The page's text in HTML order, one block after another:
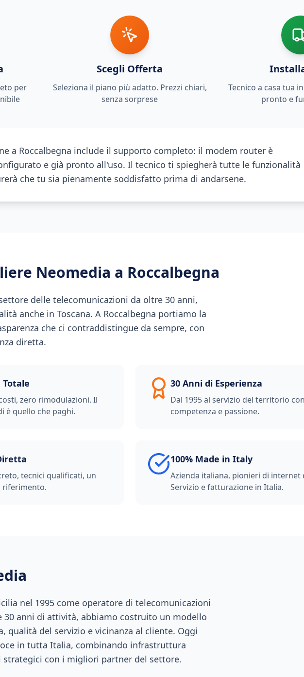
per
Scegli Offerta
Seleziona il piano più adatto. Prezzi chiari,
senza sorprese
Tecnico a casa tua
pronto e
a Roccalbegna include il supporto completo: il modem router è
e già pronto all'uso. Il tecnico ti spiegherà tutte le funzionalità
che tu sia pienamente soddisfatto prima di andarsene.
Neomedia a Roccalbegna
delle telecomunicazioni da oltre 30 anni,
anche in Toscana. A Roccalbegna portiamo la
che ci contraddistingue da sempre, con
diretta.
Totale
zero rimodulazioni. Il
è quello che paghi.
30 Anni di Esperienza
Dal 1995 al servizio del territorio con
competenza e passione.
tecnici qualificati, un
riferimento.
100% Made in Italy
Azienda italiana, pionieri di internet
Servizio e fatturazione in Italia.
nel 1995 come operatore di telecomunicazioni
30 anni di attività, abbiamo costruito un modello
qualità del servizio e vicinanza al cliente. Oggi
in tutta Italia, combinando infrastruttura
strategici con i migliori partner del settore.